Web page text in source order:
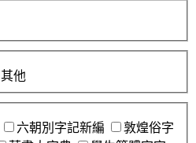
其他
六朝別字記新編
敦煌俗字